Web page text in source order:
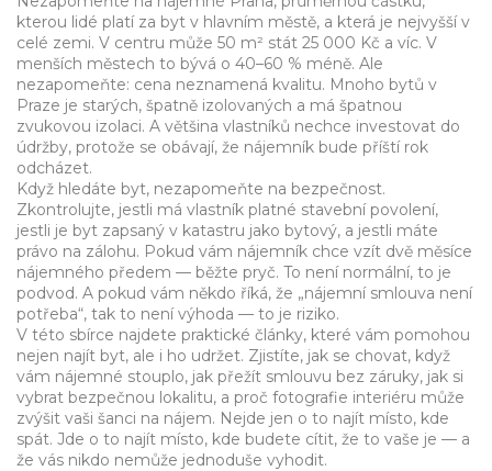
kterou lidé platí za byt v hlavním městě, a která je nejvyšší v
celé zemi. V centru může 50 m² stát 25 000 Kč a víc. V
menších městech to bývá o 40–60 % méně. Ale
nezapomeňte: cena neznamená kvalitu. Mnoho bytů v
Praze je starých, špatně izolovaných a má špatnou
zvukovou izolaci. A většina vlastníků nechce investovat do
údržby, protože se obávají, že nájemník bude příští rok
odcházet.
Když hledáte byt, nezapomeňte na bezpečnost.
Zkontrolujte, jestli má vlastník platné stavební povolení,
jestli je byt zapsaný v katastru jako bytový, a jestli máte
právo na zálohu. Pokud vám nájemník chce vzít dvě měsíce
nájemného předem — běžte pryč. To není normální, to je
podvod. A pokud vám někdo říká, že „nájemní smlouva není
potřeba“, tak to není výhoda — to je riziko.
V této sbírce najdete praktické články, které vám pomohou
nejen najít byt, ale i ho udržet. Zjistíte, jak se chovat, když
vám nájemné stouplo, jak přežít smlouvu bez záruky, jak si
vybrat bezpečnou lokalitu, a proč fotografie interiéru může
zvýšit vaši šanci na nájem. Nejde jen o to najít místo, kde
spát. Jde o to najít místo, kde budete cítit, že to vaše je — a
že vás nikdo nemůže jednoduše vyhodit.